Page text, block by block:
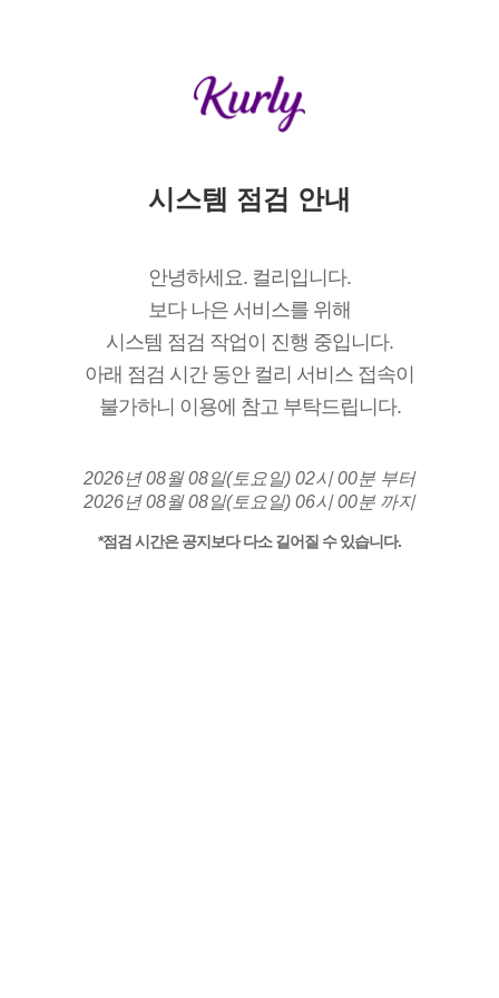
시스템 점검 안내
안녕하세요. 컬리입니다.
보다 나은 서비스를 위해
시스템 점검 작업이 진행 중입니다.
아래 점검 시간 동안 컬리 서비스 접속이
불가하니 이용에 참고 부탁드립니다.
2026년 08월 08일(토요일) 02시 00분 부터
2026년 08월 08일(토요일) 06시 00분 까지
*점검 시간은 공지보다 다소 길어질 수 있습니다.